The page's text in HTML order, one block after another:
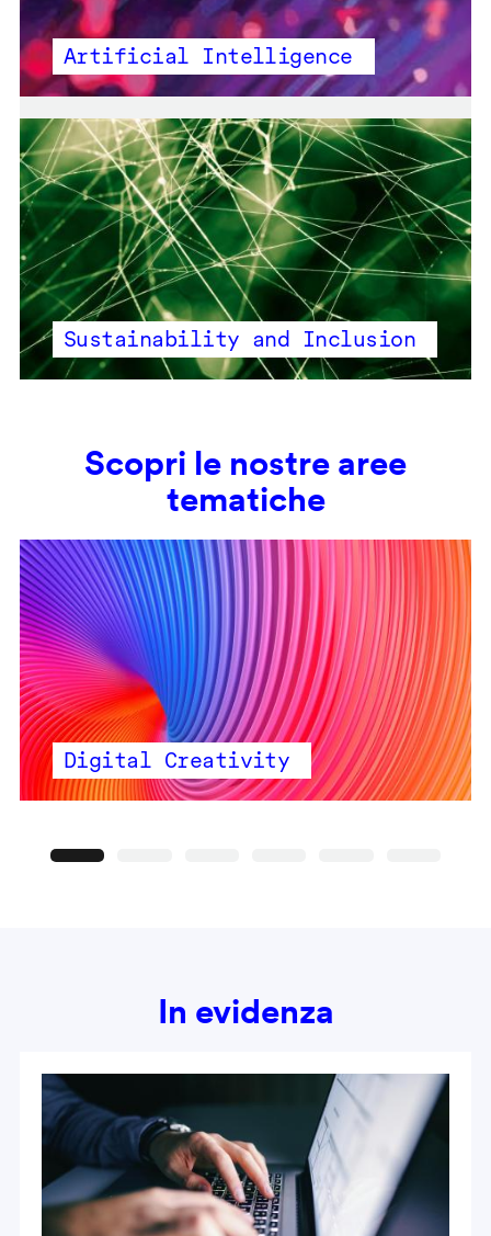
Artificial Intelligence
Sustainability and Inclusion
Scopri le nostre aree
tematiche
Digital Creativity
In evidenza